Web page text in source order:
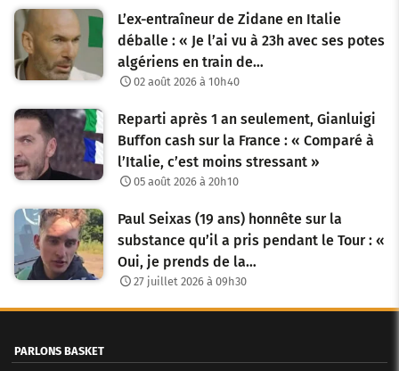
L’ex-entraîneur de Zidane en Italie
déballe : « Je l’ai vu à 23h avec ses potes
algériens en train de…
02 août 2026 à 10h40
Reparti après 1 an seulement, Gianluigi
Buffon cash sur la France : « Comparé à
l’Italie, c’est moins stressant »
05 août 2026 à 20h10
Paul Seixas (19 ans) honnête sur la
substance qu’il a pris pendant le Tour : «
Oui, je prends de la…
27 juillet 2026 à 09h30
PARLONS BASKET